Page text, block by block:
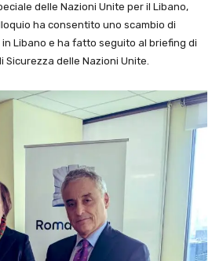
delle Nazioni Unite per il Libano,
ha consentito uno scambio di
Libano e ha fatto seguito al briefing di
Sicurezza delle Nazioni Unite.